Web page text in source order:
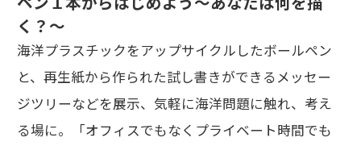
く？～
海洋プラスチックをアップサイクルしたボールペン
と、再生紙から作られた試し書きができるメッセー
ジツリーなどを展示、気軽に海洋問題に触れ、考え
る場に。「オフィスでもなくプライベート時間でも